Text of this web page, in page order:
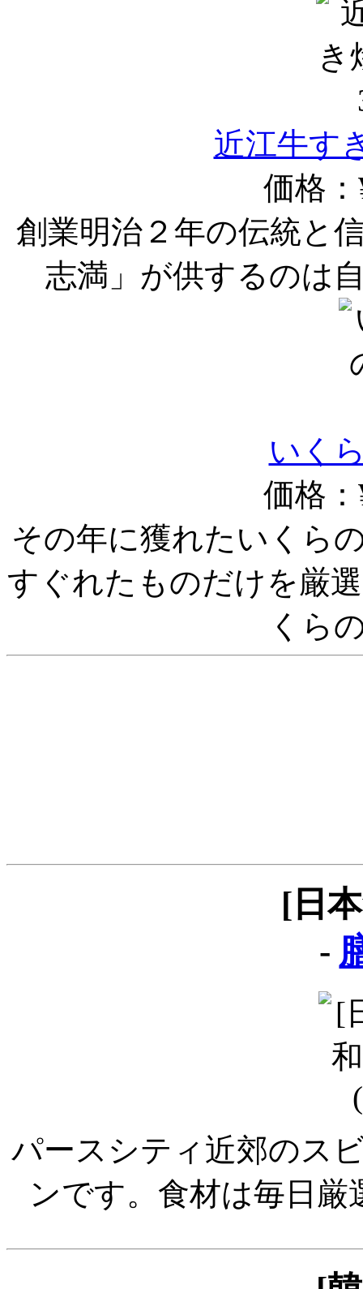
近江牛す
価格
創業明治２年の伝統と
志満」が供するのは
いく
価格
その年に獲れたいくら
すぐれたものだけを厳
くら
[日
-
パースシティ近郊のス
ンです。食材は毎日